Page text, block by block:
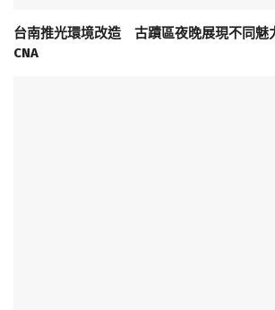
台南推光環境改造 古蹟區夜晚展現不同魅
CNA